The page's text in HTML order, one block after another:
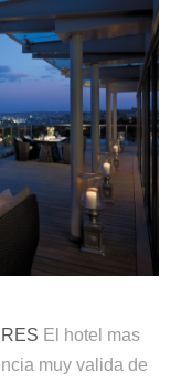
El hotel mas
muy valida de